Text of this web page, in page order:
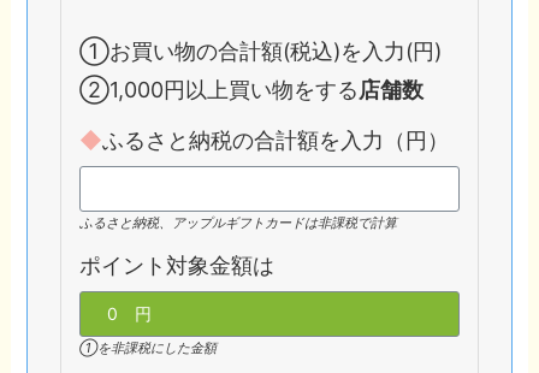
①お買い物の合計額(税込)を入力(円)
②1,000円以上買い物をする店舗数
◆ふるさと納税の合計額を入力（円）
ふるさと納税、アップルギフトカードは非課税で計算
ポイント対象金額は
①を非課税にした金額